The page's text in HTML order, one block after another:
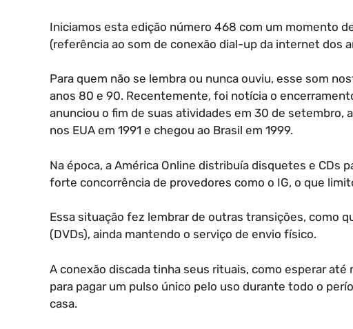
Iniciamos esta edição número 468 com um momento
(referência ao som de conexão dial-up da internet dos
Para quem não se lembra ou nunca ouviu, esse som
anos 80 e 90. Recentemente, foi notícia o
anunciou o fim de suas atividades em 30 de setembro,
nos EUA em 1991 e chegou ao Brasil em 1999.
Na época, a América Online distribuía disquetes e CDs
forte concorrência de provedores como o IG, o que
Essa situação fez lembrar de outras transições, como
(DVDs), ainda mantendo o serviço de envio físico.
A conexão discada tinha seus rituais, como esperar
para pagar um pulso único pelo uso durante todo o
casa.